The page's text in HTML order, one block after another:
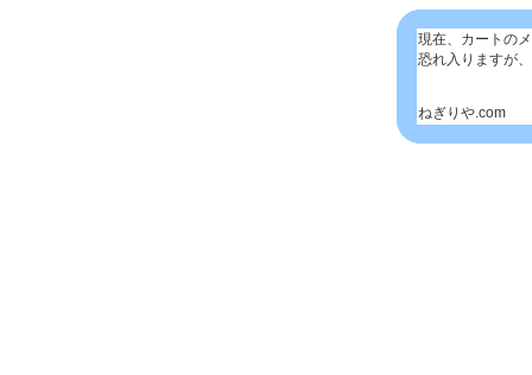
現在、カートの
恐れ入りますが
ねぎりや.com